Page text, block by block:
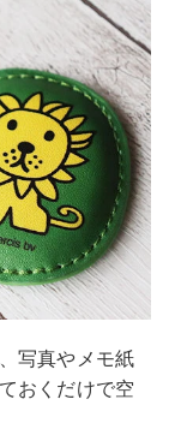
写真やメモ紙
おくだけで空